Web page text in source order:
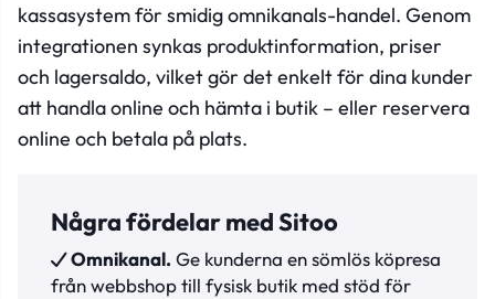
kassasystem för smidig omnikanals-handel. Genom
integrationen synkas produktinformation, priser
och lagersaldo, vilket gör det enkelt för dina kunder
att handla online och hämta i butik – eller reservera
online och betala på plats.
Några fördelar med Sitoo
Omnikanal. Ge kunderna en sömlös köpresa
från webbshop till fysisk butik med stöd för